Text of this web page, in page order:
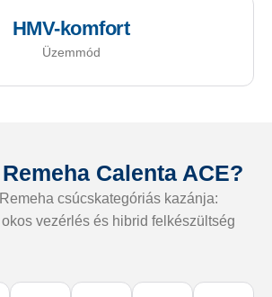
HMV-komfort
Üzemmód
Calenta ACE?
csúcskategóriás kazánja:
vezérlés és hibrid felkészültség